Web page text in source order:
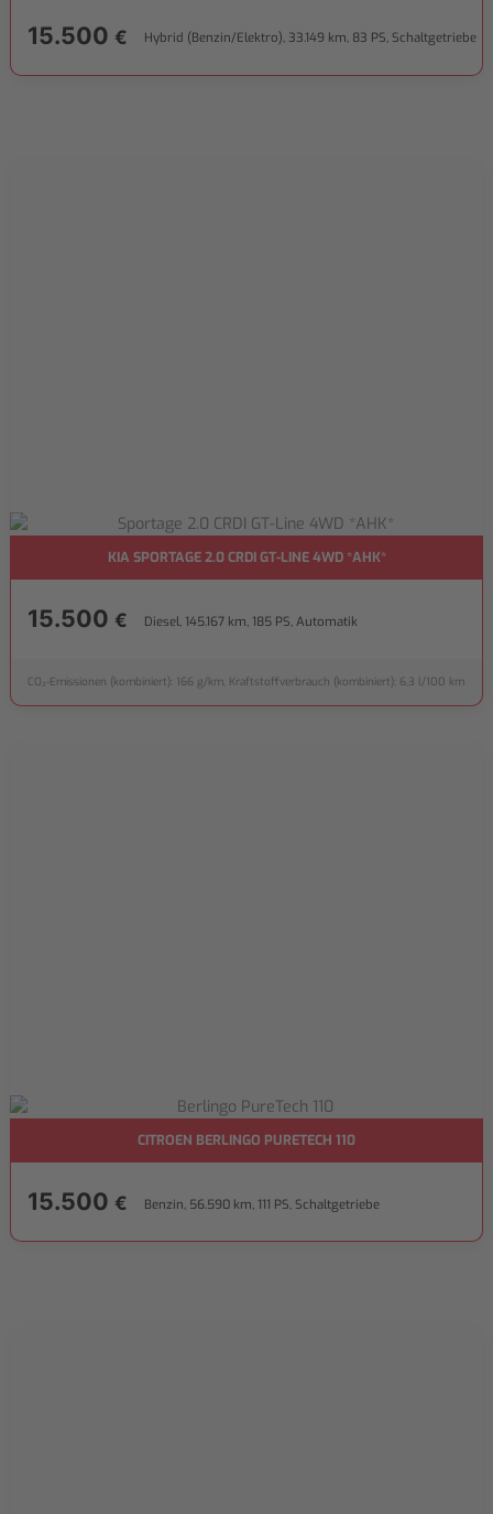
15.500 € Hybrid (Benzin/Elektro), 33.149 km, 83 PS, Schaltgetriebe
KIA SPORTAGE 2.0 CRDI GT-LINE 4WD *AHK*
15.500 € Diesel, 145.167 km, 185 PS, Automatik
CO₂-Emissionen (kombiniert): 166 g/km, Kraftstoffverbrauch (kombiniert): 6,3 l/100 km
CITROEN BERLINGO PURETECH 110
15.500 € Benzin, 56.590 km, 111 PS, Schaltgetriebe